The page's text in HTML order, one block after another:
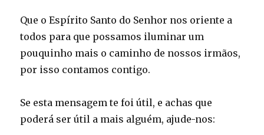
Que o Espírito Santo do Senhor nos oriente a
todos para que possamos iluminar um
pouquinho mais o caminho de nossos irmãos,
por isso contamos contigo.
Se esta mensagem te foi útil, e achas que
poderá ser útil a mais alguém, ajude-nos: